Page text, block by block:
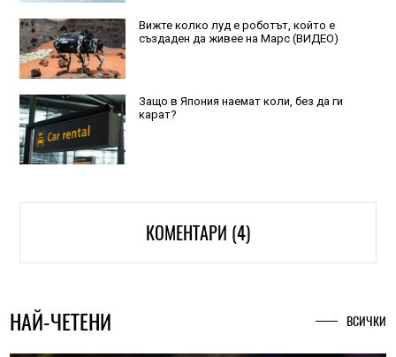
Вижте колко луд е роботът, който е
създаден да живее на Марс (ВИДЕО)
Защо в Япония наемат коли, без да ги
карат?
КОМЕНТАРИ (4)
НАЙ-ЧЕТЕНИ ВСИЧКИ